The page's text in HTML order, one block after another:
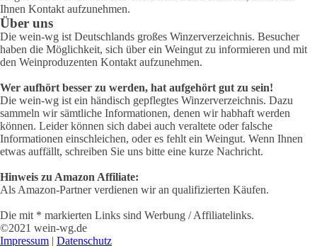
Ihnen Kontakt aufzunehmen.
Über uns
Die wein-wg ist Deutschlands großes Winzerverzeichnis. Besucher
haben die Möglichkeit, sich über ein Weingut zu informieren und mit
den Weinproduzenten Kontakt aufzunehmen.
Wer aufhört besser zu werden, hat aufgehört gut zu sein!
Die wein-wg ist ein händisch gepflegtes Winzerverzeichnis. Dazu
sammeln wir sämtliche Informationen, denen wir habhaft werden
können. Leider können sich dabei auch veraltete oder falsche
Informationen einschleichen, oder es fehlt ein Weingut. Wenn Ihnen
etwas auffällt, schreiben Sie uns bitte eine kurze Nachricht.
Hinweis zu Amazon Affiliate:
Als Amazon-Partner verdienen wir an qualifizierten Käufen.
Die mit * markierten Links sind Werbung / Affiliatelinks.
©2021 wein-wg.de
Impressum | Datenschutz